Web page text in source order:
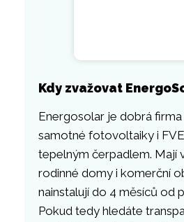
Kdy zvažovat
Energosolar je dobrá firma
samotné fotovoltaiky i
tepelným čerpadlem. Mají
rodinné domy i komerční
nainstalují do 4 měsíců od
Pokud tedy hledáte